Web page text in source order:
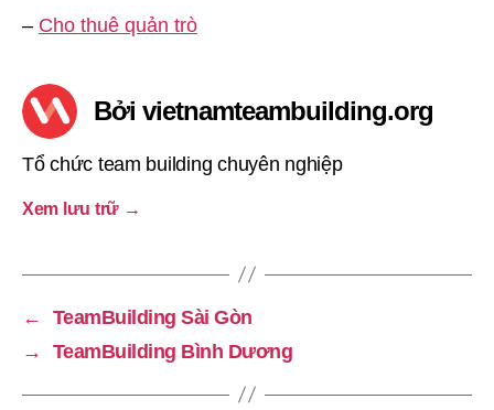
– Cho thuê quản trò
Bởi vietnamteambuilding.org
Tổ chức team building chuyên nghiệp
Xem lưu trữ →
←
TeamBuilding Sài Gòn
→
TeamBuilding Bình Dương